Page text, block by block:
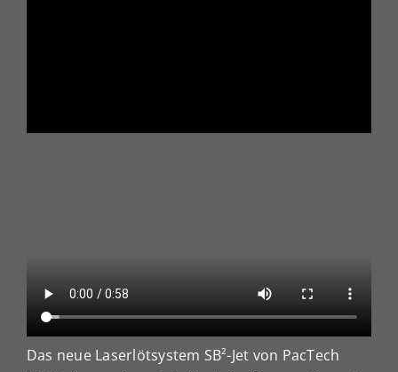
Das neue Laserlötsystem SB²-Jet von PacTech